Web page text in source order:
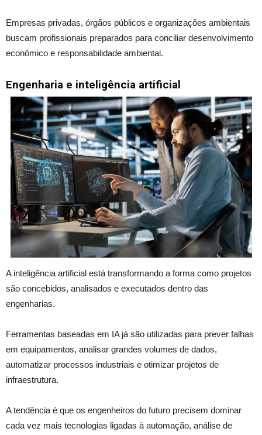
Empresas privadas, órgãos públicos e organizações ambientais
buscam profissionais preparados para conciliar desenvolvimento
econômico e responsabilidade ambiental.
Engenharia e inteligência artificial
A inteligência artificial está transformando a forma como projetos
são concebidos, analisados e executados dentro das
engenharias.
Ferramentas baseadas em IA já são utilizadas para prever falhas
em equipamentos, analisar grandes volumes de dados,
automatizar processos industriais e otimizar projetos de
infraestrutura.
A tendência é que os engenheiros do futuro precisem dominar
cada vez mais tecnologias ligadas à automação, análise de